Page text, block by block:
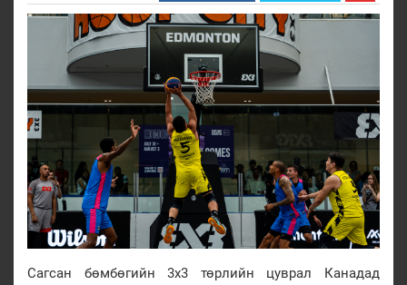
Сагсан бөмбөгийн 3х3 төрлийн цуврал Канадад